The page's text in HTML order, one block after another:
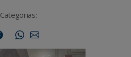
Categorias: